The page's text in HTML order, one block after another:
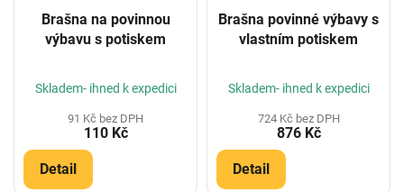
Brašna na povinnou
výbavu s potiskem
Skladem- ihned k expedici
91 Kč bez DPH
110 Kč
Detail
Brašna povinné výbavy s
vlastním potiskem
Skladem- ihned k expedici
724 Kč bez DPH
876 Kč
Detail